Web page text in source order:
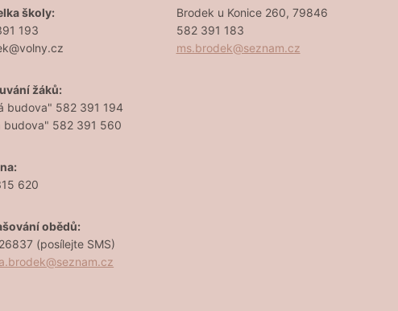
školy:
193
žáků:
budova" 582 391 194
budova" 582 391 560
620
obědů:
(posílejte SMS)
Brodek u Konice 260, 79846
582 391 183
ms.brodek@seznam.cz